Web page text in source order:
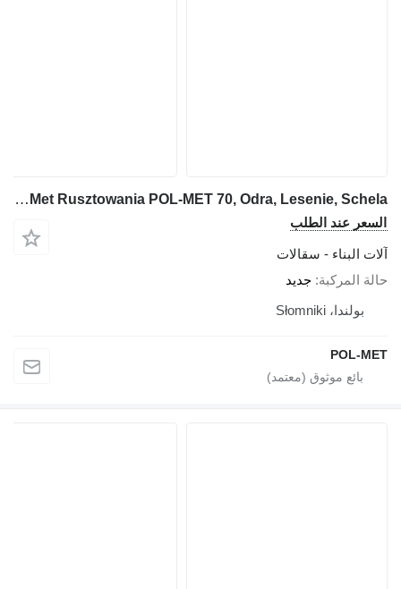
Pol-Met Rusztowania POL-MET 70, Odra, Lesenie, Schela
السعر عند الطلب
آلات البناء - سقالات
حالة المركبة جديد
بولندا، Słomniki
POL-MET